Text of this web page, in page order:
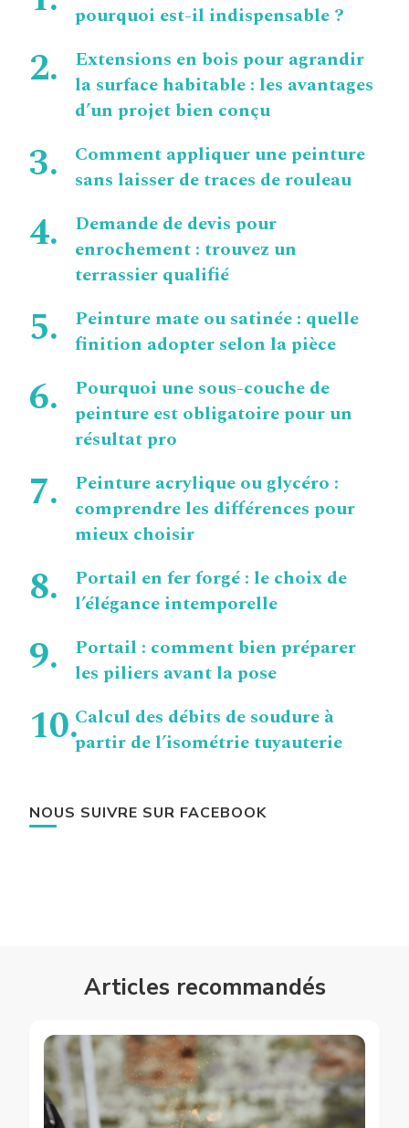
pourquoi est-il indispensable ?
Extensions en bois pour agrandir
la surface habitable : les avantages
d’un projet bien conçu
Comment appliquer une peinture
sans laisser de traces de rouleau
Demande de devis pour
enrochement : trouvez un
terrassier qualifié
Peinture mate ou satinée : quelle
finition adopter selon la pièce
Pourquoi une sous-couche de
peinture est obligatoire pour un
résultat pro
Peinture acrylique ou glycéro :
comprendre les différences pour
mieux choisir
Portail en fer forgé : le choix de
l’élégance intemporelle
Portail : comment bien préparer
les piliers avant la pose
Calcul des débits de soudure à
partir de l’isométrie tuyauterie
NOUS SUIVRE SUR FACEBOOK
Articles recommandés